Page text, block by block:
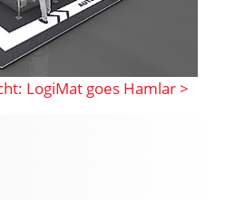
LogiMat goes Hamlar >